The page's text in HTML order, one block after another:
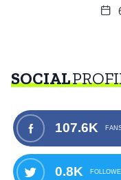
SOCIAL
107.6K
0.8K